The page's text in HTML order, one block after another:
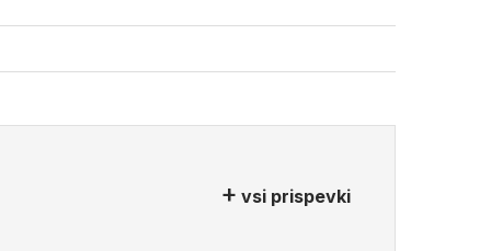
vsi prispevki